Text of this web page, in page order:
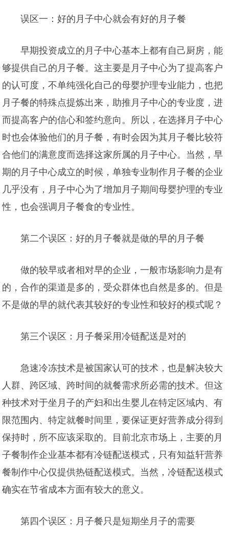
误区一：好的月子中心就会有好的月子餐
早期投资成立的月子中心基本上都有自己厨房，能
够提供自己的月子餐。这主要是月子中心为了提高客户
的认可度，不单纯强化自己的母婴护理专业能力，也把
月子餐的特殊点提炼出来，助推月子中心的专业度，进
而提高客户的信心和签约意向。所以，在选择月子中心
时也会体验他们的月子餐，有时会因为其月子餐比较符
合他们的满意度而选择这家所属的月子中心。当然，早
期的月子中心成立的时候，单独专业制作月子餐的企业
几乎没有，月子中心为了增加月子期间母婴护理的专业
性，也会强调月子餐食的专业性。
第二个误区：好的月子餐就是做的早的月子餐
做的较早或者相对早的企业，一般市场影响力是有
的，合作的渠道是多的，受众群体也自然是多的。但是
不是做的早的就代表其较好的专业性和较好的模式呢？
第三个误区：月子餐采用冷链配送是对的
急速冷冻技术是被国家认可的技术，也是解决较大
人群、跨区域、跨时间的就餐需求所必需的技术。但这
种技术对于坐月子的产妇和出生婴儿在特定区域内、有
限范围内、特定就餐时间里，要保证更好营养成分得到
保持时，所不应该采取的。目前北京市场上，主要的月
子餐制作企业基本都有冷链配送模式，只有知益轩营养
餐制作中心仅提供热链配送模式。当然，冷链配送模式
确实在节省成本方面有较大的意义。
第四个误区：月子餐只是短期坐月子的需要